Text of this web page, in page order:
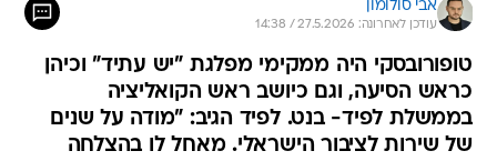
אבי סולומון
עודכן לאחרונה: 27.5.2026 / 14:38
טופורובסקי היה ממקימי מפלגת "יש עתיד" וכיהן
כראש הסיעה, וגם כיושב ראש הקואליציה
בממשלת לפיד- בנט. לפיד הגיב: "מודה על שנים
של שירות לציבור הישראלי. מאחל לו בהצלחה